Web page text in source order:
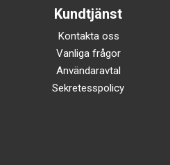
Kundtjänst
Kontakta oss
Vanliga frågor
Användaravtal
Sekretesspolicy